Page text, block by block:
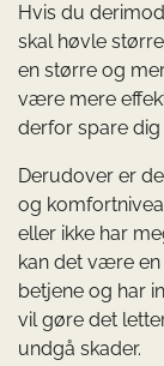
Hvis du
skal høvle
en større og
være mere
derfor spare
Derudover er
og
eller ikke har
kan det være
betjene og har
vil gøre det
undgå skader.